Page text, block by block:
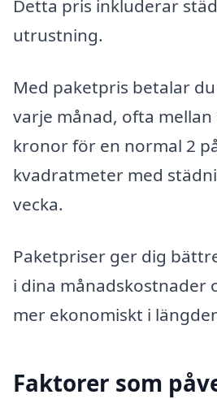
Detta pris inkluderar
utrustning.
Med paketpris betalar
varje månad, ofta mellan
kronor för en normal 2
kvadratmeter med
vecka.
Paketpriser ger dig
i dina månadskostnader
mer ekonomiskt i
Faktorer som